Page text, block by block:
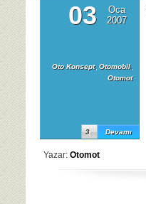
03
Oca
2007
Oto Konsept, Otomobil,
Otomot
Devamı
3
Yazar: Otomot